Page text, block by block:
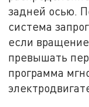
задней осью.
система
если
превышать
программа